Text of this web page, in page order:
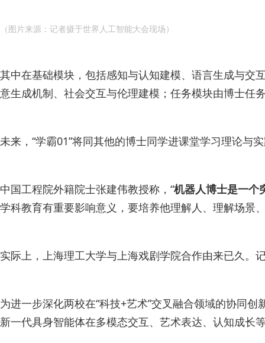
（图片来源：记者摄于世界人工智能大会现场）
其中在基础模块，包括感知与认知建模、语言生成与交
意生成机制、社会交互与伦理建模；任务模块由博士任
未来，“学霸01”将同其他的博士同学进课堂学习理论与
中国工程院外籍院士张建伟教授称，“机器人博士是一个
学科教育有重要影响意义，要培养他理解人、理解场景
实际上，上海理工大学与上海戏剧学院合作由来已久。
为进一步深化两校在“科技+艺术”交叉融合领域的协同创
新一代具身智能体在多模态交互、艺术表达、认知成长